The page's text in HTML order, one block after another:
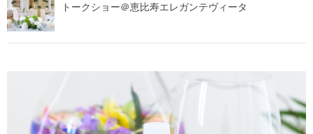
トークショー＠恵比寿エレガンテヴィータ